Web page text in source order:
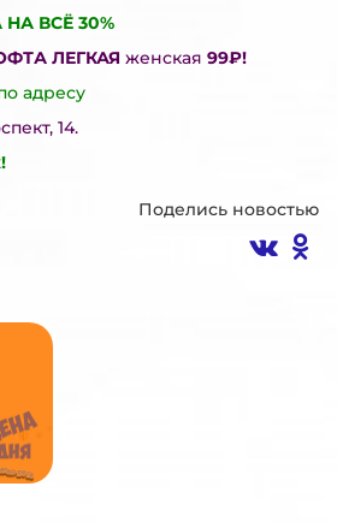
ВСЁ 30%
ЛЕГКАЯ женская 99₽!
адресу
14.
Поделись новостью